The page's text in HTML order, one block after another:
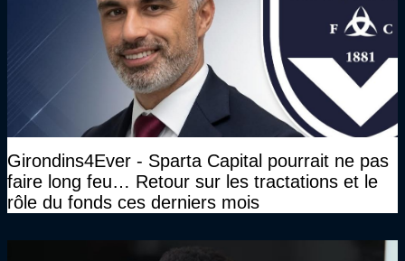
Girondins4Ever - Sparta Capital pourrait ne pas
faire long feu… Retour sur les tractations et le
rôle du fonds ces derniers mois